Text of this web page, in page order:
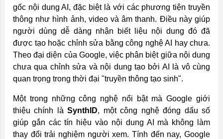
gốc nội dung AI, đặc biệt là với các phương tiện truyền
thông như hình ảnh, video và âm thanh. Điều này giúp
người dùng dễ dàng nhận biết liệu nội dung đó đã
được tạo hoặc chỉnh sửa bằng công nghệ AI hay chưa.
Theo đại diện của Google, việc phân biệt giữa nội dung
chưa qua chỉnh sửa và nội dung tạo bởi AI là vô cùng
quan trọng trong thời đại "truyền thông tạo sinh".
Một trong những công nghệ nổi bật mà Google giới
thiệu chính làSynthID, một công nghệ đóng dấu số
giúp gắn các tín hiệu vào nội dung AI mà không làm
thay đổi trải nghiệm người xem. Tính đến nay, Google